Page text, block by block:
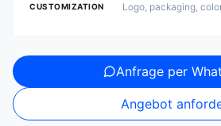
CUSTOMIZATION
Logo, packaging,
Anfrage per
Angebot